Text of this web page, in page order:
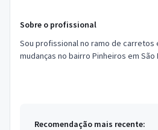
Sobre o profissional
Sou profissional no ramo de carretos
mudanças no bairro Pinheiros em São
Recomendação mais recente: